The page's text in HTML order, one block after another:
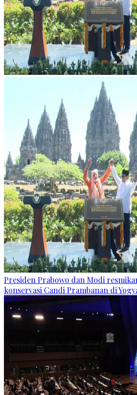
Presiden Prabowo dan Modi
konservasi Candi Prambanan di